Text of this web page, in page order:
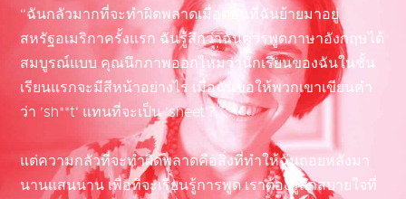
“ฉันกลัวมากที่จะทำผิดพลาดเมื่อตอนที่ฉันย้ายมาอยู่
สหรัฐอเมริกาครั้งแรก ฉันรู้สึกว่าฉันควรพูดภาษาอังกฤษได้
สมบูรณ์แบบ คุณนึกภาพออกไหมว่านักเรียนของฉันในชั้น
เรียนแรกจะมีสีหน้าอย่างไร เมื่อฉันขอให้พวกเขาเขียนคำ
ว่า ’sh**t‘ แทนที่จะเป็น ’sheet‘?
แต่ความกลัวที่จะทำผิดพลาดคือสิ่งที่ทำให้ฉันถอยหลังมา
นานแสนนาน เพื่อที่จะเรียนรู้การพูด เราต้องรู้สึกสบายใจที่